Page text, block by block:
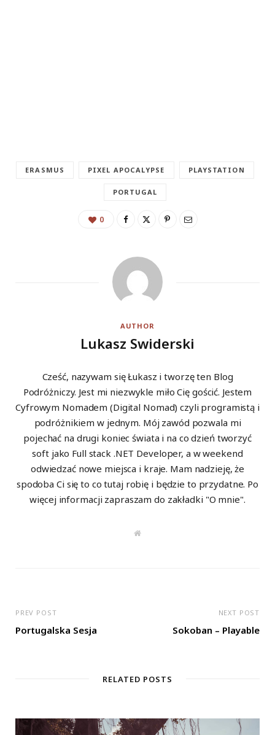
ERASMUS PIXEL APOCALYPSE PLAYSTATION
PORTUGAL
0
AUTHOR
Lukasz Swiderski
Cześć, nazywam się Łukasz i tworzę ten Blog
Podróżniczy. Jest mi niezwykle miło Cię gościć. Jestem
Cyfrowym Nomadem (Digital Nomad) czyli programistą i
podróżnikiem w jednym. Mój zawód pozwala mi
pojechać na drugi koniec świata i na co dzień tworzyć
soft jako Full stack .NET Developer, a w weekend
odwiedzać nowe miejsca i kraje. Mam nadzieję, że
spodoba Ci się to co tutaj robię i będzie to przydatne. Po
więcej informacji zapraszam do zakładki "O mnie".
W
PREV POST
Portugalska Sesja
NEXT POST
Sokoban – Playable
RELATED POSTS